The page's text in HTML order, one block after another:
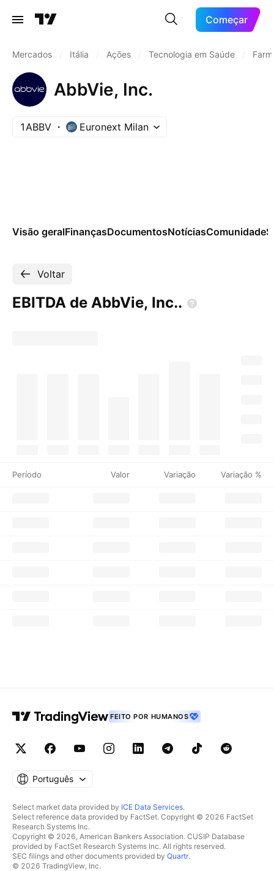
Começar
Mercados Itália Ações Tecnologia em Saúde
AbbVie, Inc.
1ABBV Euronext Milan
Visão geralFinançasDocumentosNotíciasComunidade
Voltar
EBITDA de AbbVie, Inc..
Período Valor Variação Variação %
FEITO POR HUMANOS
Português
Select market data provided by ICE Data Services.
Select reference data provided by FactSet. Copyright © 2026 FactSet
Research Systems Inc.
Copyright © 2026, American Bankers Association. CUSIP Database
provided by FactSet Research Systems Inc. All rights reserved.
SEC filings and other documents provided by Quartr.
© 2026 TradingView, Inc.